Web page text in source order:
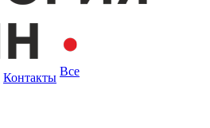
Контакты Все